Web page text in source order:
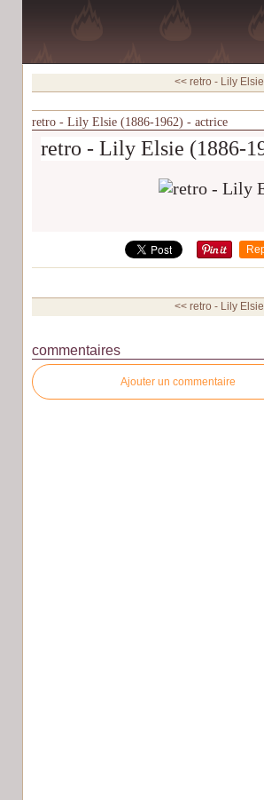
<< retro - Lily
retro - Lily Elsie (1886-1962) - actrice
retro - Lily Elsie (1886-
<< retro - Lily
commentaires
Ajouter un commentaire